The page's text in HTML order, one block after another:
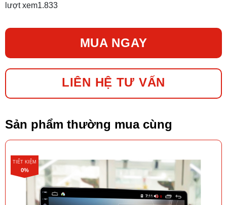
lượt xem1.833
MUA NGAY
LIÊN HỆ TƯ VẤN
Sản phẩm thường mua cùng
TIẾT KIỆM
0%